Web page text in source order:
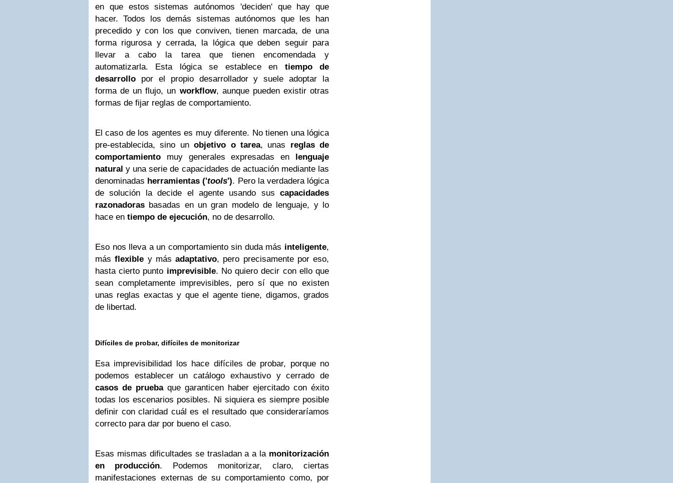
en que estos sistemas autónomos 'deciden' que hay que
hacer. Todos los demás sistemas autónomos que les han
precedido y con los que conviven, tienen marcada, de una
forma rigurosa y cerrada, la lógica que deben seguir para
llevar a cabo la tarea que tienen encomendada y
automatizarla. Esta lógica se establece en tiempo de
desarrollo por el propio desarrollador y suele adoptar la
forma de un flujo, un workflow, aunque pueden existir otras
formas de fijar reglas de comportamiento.
El caso de los agentes es muy diferente. No tienen una lógica
pre-establecida, sino unobjetivo o tarea, unas reglas de
comportamiento muy generales expresadas en lenguaje
natural y una serie de capacidades de actuación mediante las
denominadas herramientas ('tools'). Pero la verdadera lógica
de solución la decide el agente usando sus capacidades
razonadoras basadas en un gran modelo de lenguaje, y lo
hace en tiempo de ejecución, no de desarrollo.
Eso nos lleva a un comportamiento sin duda más inteligente,
másflexible y más adaptativo, pero precisamente por eso,
hasta cierto punto imprevisible. No quiero decir con ello que
sean completamente imprevisibles, pero sí que no existen
unas reglas exactas y que el agente tiene, digamos, grados
de libertad.
Difíciles de probar, difíciles de monitorizar
Esa imprevisibilidad los hace difíciles de probar, porque no
podemos establecer un catálogo exhaustivo y cerrado de
casos de pruebaque garanticen haber ejercitado con éxito
todas los escenarios posibles. Ni siquiera es siempre posible
definir con claridad cuál es el resultado que consideraríamos
correcto para dar por bueno el caso.
Esas mismas dificultades se trasladan a a la monitorización
en producción. Podemos monitorizar, claro, ciertas
manifestaciones externas de su comportamiento como, por